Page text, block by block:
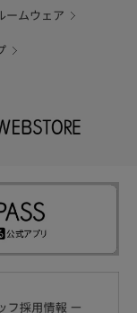
ームウェア